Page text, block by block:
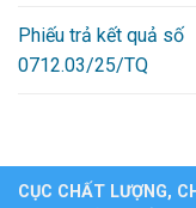
Phiếu trả kết quả số
0712.03/25/TQ
CỤC CHẤT LƯỢNG,